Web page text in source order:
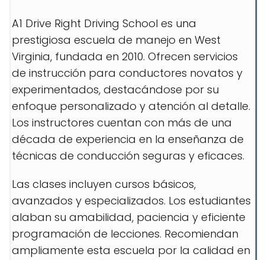
A1 Drive Right Driving School es una
prestigiosa escuela de manejo en West
Virginia, fundada en 2010. Ofrecen servicios
de instrucción para conductores novatos y
experimentados, destacándose por su
enfoque personalizado y atención al detalle.
Los instructores cuentan con más de una
década de experiencia en la enseñanza de
técnicas de conducción seguras y eficaces.
Las clases incluyen cursos básicos,
avanzados y especializados. Los estudiantes
alaban su amabilidad, paciencia y eficiente
programación de lecciones. Recomiendan
ampliamente esta escuela por la calidad en